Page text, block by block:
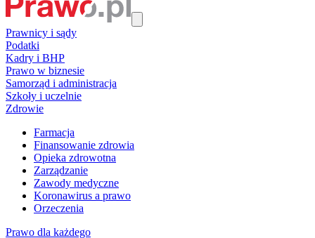
Prawnicy i sądy
Podatki
Kadry i BHP
Prawo w biznesie
Samorząd i administracja
Szkoły i uczelnie
Zdrowie
Farmacja
Finansowanie zdrowia
Opieka zdrowotna
Zarządzanie
Zawody medyczne
Koronawirus a prawo
Orzeczenia
Prawo dla każdego